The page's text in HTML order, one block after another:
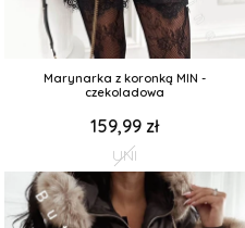
Marynarka z koronką MIN -
czekoladowa
159,99 zł
UNI